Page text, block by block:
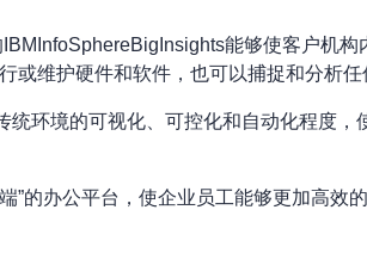
能够使客户机
维护硬件和软件，也可以捕捉和分析任
环境的可视化、可控化和自动化程度
”的办公平台，使企业员工能够更加高